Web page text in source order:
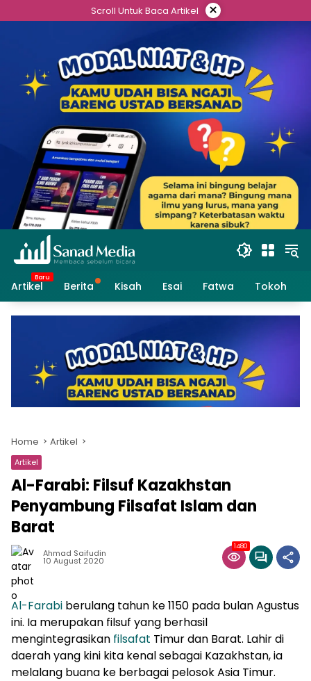
to
Scroll Untuk Baca Artikel ×
Artikel Berita Kisah Esai Fatwa Tokoh
Home Artikel
Artikel
Al-Farabi: Filsuf Kazakhstan
Penyambung Filsafat Islam dan
Barat
Ahmad Saifudin
10 August 2020
1480
Al-Farabi berulang tahun ke 1150 pada bulan Agustus
ini. Ia merupakan filsuf yang berhasil
mengintegrasikan filsafat Timur dan Barat. Lahir di
daerah yang kini kita kenal sebagai Kazakhstan, ia
melalang buana ke berbagai pelosok Asia Timur.